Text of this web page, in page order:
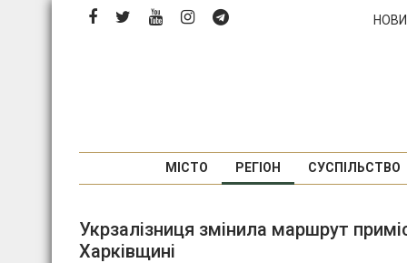
Перейти
МІСТО РЕГІОН СУСПІЛЬСТВО
Укрзалізниця змінила маршрут
Харківщині